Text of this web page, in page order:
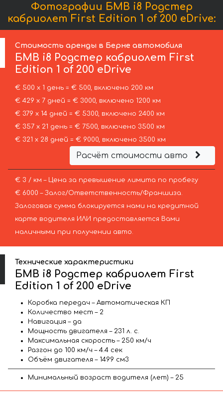
Фотографии БМВ i8 Родстер
кабриолет First Edition 1 of 200 eDrive:
Стоимость аренды в Берне автомобиля
БМВ i8 Родстер кабриолет First
Edition 1 of 200 eDrive
€ 500 х 1 день = € 500, включено 200 км
€ 429 х 7 дней = € 3000, включено 1200 км
€ 379 х 14 дней = € 5300, включено 2400 км
€ 357 х 21 день = € 7500, включено 3500 км
€ 321 х 28 дней = € 9000, включено 3500 км
Расчёт стоимости авто
€ 3 / км – Цена за превышение лимита по пробегу
€ 6000 – Залог/Ответственность/Франшиза.
Залоговая сумма блокируется нами на кредитной
карте водителя ИЛИ предоставляется Вами
наличными при получении авто.
Технические характеристики
БМВ i8 Родстер кабриолет First
Edition 1 of 200 eDrive
Коробка передач – Автоматическая КП
Количество мест – 2
Навигация – да
Мощность двигателя – 231 л. с.
Максимальная скорость – 250 км/ч
Разгон до 100 км/ч – 4.4 сек
Объём двигателя – 1499 см3
Минимальный возраст водителя (лет) – 25